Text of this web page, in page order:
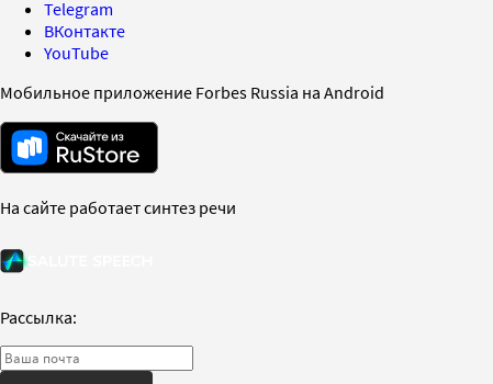
Telegram
ВКонтакте
YouTube
Мобильное приложение Forbes Russia на Android
На сайте работает синтез речи
Рассылка: